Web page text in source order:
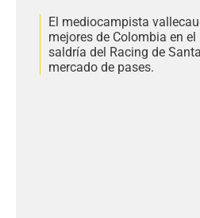
El mediocampista
mejores de Colombia en
saldría del Racing de
mercado de pases.